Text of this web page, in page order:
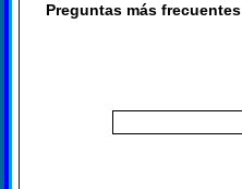
Preguntas más frecuentes